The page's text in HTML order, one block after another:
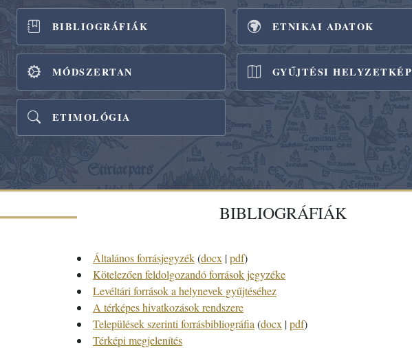
BIBLIOGRÁFIÁK
MÓDSZERTAN
ETIMOLÓGIA
ETNIKAI ADATOK
GYŰJTÉSI HELYZETKÉP
BIBLIOGRÁFIÁK
Általános forrásjegyzék(docx |pdf)
Kötelezően feldolgozandó források jegyzéke
Levéltári források a helynevek gyűjtéséhez
A térképes hivatkozások rendszere
Települések szerinti forrásbibliográfia (docx |pdf)
Térképi megjelenítés